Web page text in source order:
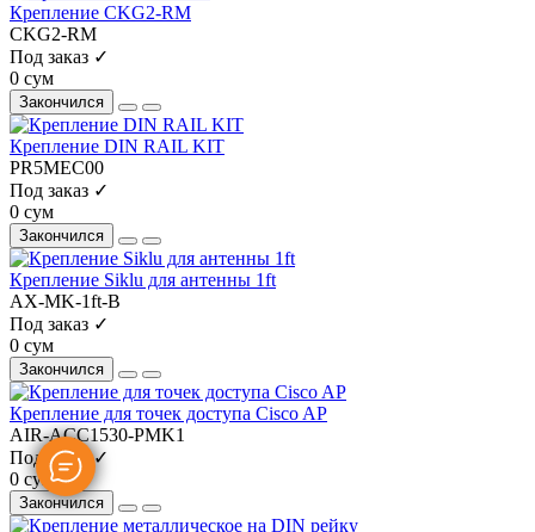
Крепление CKG2-RM
CKG2-RM
Под заказ ✓
0 сум
Закончился
Крепление DIN RAIL KIT
PR5MEC00
Под заказ ✓
0 сум
Закончился
Крепление Siklu для антенны 1ft
AX-MK-1ft-B
Под заказ ✓
0 сум
Закончился
Крепление для точек доступа Cisco AP
AIR-ACC1530-PMK1
Под заказ ✓
0 сум
Закончился